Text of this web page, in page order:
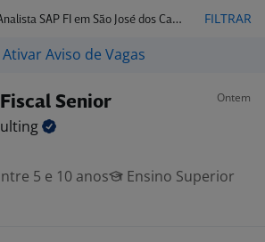
SAP FI em São José dos Campos - SP FILTRAR
Ativar Aviso de Vagas
Fiscal Senior Ontem
5 e 10 anos
Ensino Superior